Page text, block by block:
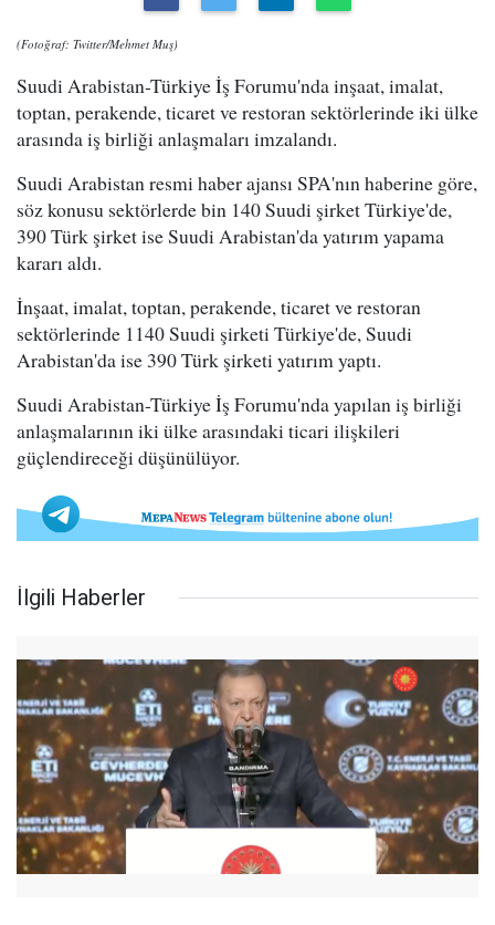
(Fotoğraf: Twitter/Mehmet Muş)
Suudi Arabistan-Türkiye İş Forumu'nda inşaat, imalat,
toptan, perakende, ticaret ve restoran sektörlerinde iki ülke
arasında iş birliği anlaşmaları imzalandı.
Suudi Arabistan resmi haber ajansı SPA'nın haberine göre,
söz konusu sektörlerde bin 140 Suudi şirket Türkiye'de,
390 Türk şirket ise Suudi Arabistan'da yatırım yapama
kararı aldı.
İnşaat, imalat, toptan, perakende, ticaret ve restoran
sektörlerinde 1140 Suudi şirketi Türkiye'de, Suudi
Arabistan'da ise 390 Türk şirketi yatırım yaptı.
Suudi Arabistan-Türkiye İş Forumu'nda yapılan iş birliği
anlaşmalarının iki ülke arasındaki ticari ilişkileri
güçlendireceği düşünülüyor.
İlgili Haberler